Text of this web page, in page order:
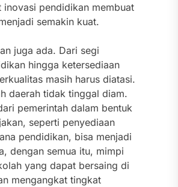
inovasi pendidikan membuat
semakin kuat.
juga ada. Dari segi
hingga ketersediaan
masih harus diatasi.
daerah tidak tinggal diam.
pemerintah dalam bentuk
seperti penyediaan
pendidikan, bisa menjadi
dengan semua itu, mimpi
yang dapat bersaing di
mengangkat tingkat